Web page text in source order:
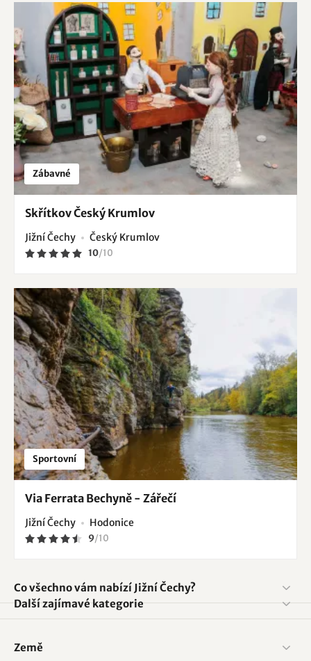
Zábavné
Skřítkov Český Krumlov
Jižní Čechy Český Krumlov
10/10
Sportovní
Via Ferrata Bechyně - Zářečí
Jižní Čechy Hodonice
9/10
Co všechno vám nabízí Jižní Čechy?
Další zajímavé kategorie
Země